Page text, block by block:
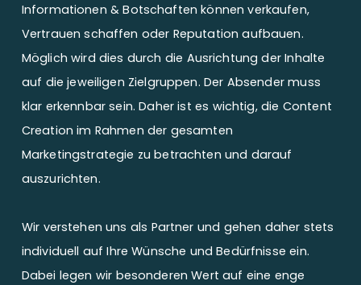
Informationen & Botschaften können verkaufen,
Vertrauen schaffen oder Reputation aufbauen.
Möglich wird dies durch die Ausrichtung der Inhalte
auf die jeweiligen Zielgruppen. Der Absender muss
klar erkennbar sein. Daher ist es wichtig, die Content
Creation im Rahmen der gesamten
Marketingstrategie zu betrachten und darauf
auszurichten.
Wir verstehen uns als Partner und gehen daher stets
individuell auf Ihre Wünsche und Bedürfnisse ein.
Dabei legen wir besonderen Wert auf eine enge